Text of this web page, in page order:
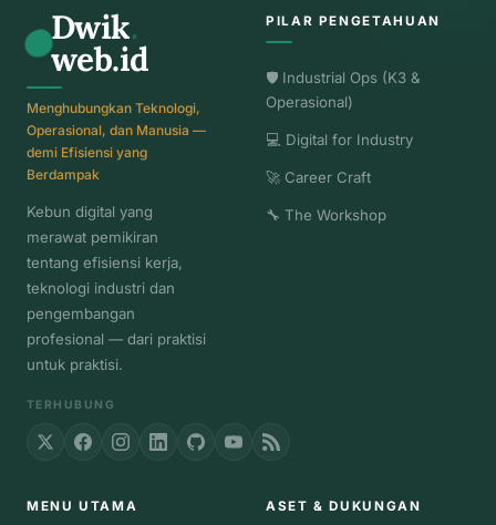
Dwik.
web.id
Menghubungkan Teknologi,
Operasional, dan Manusia —
demi Efisiensi yang
Berdampak
Kebun digital yang
merawat pemikiran
tentang efisiensi kerja,
teknologi industri dan
pengembangan
profesional — dari praktisi
untuk praktisi.
TERHUBUNG
PILAR PENGETAHUAN
🛡️ Industrial Ops (K3 &
Operasional)
💻 Digital for Industry
🚀 Career Craft
🔧 The Workshop
MENU UTAMA ASET & DUKUNGAN